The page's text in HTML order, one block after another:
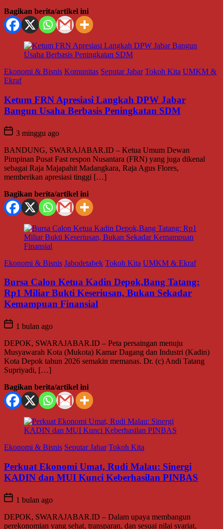
Bagikan berita/artikel ini
Ekonomi & Bisnis Komunitas Seputar Jabar Tokoh Kita UMKM &
Ekraf
Ketum FRN Apresiasi Langkah DPW Jabar
Bangun Usaha Berbasis Peningkatan SDM
3 minggu ago
BANDUNG, SWARAJABAR.ID – Ketua Umum Dewan
Pimpinan Pusat Fast respon Nusantara (FRN) yang juga dikenal
sebagai Raja Majapahit Madangkara, Raja Agus Flores,
memberikan apresiasi tinggi […]
Bagikan berita/artikel ini
Ekonomi & Bisnis Jabodetabek Tokoh Kita UMKM & Ekraf
Bursa Calon Ketua Kadin Depok,Bang Tatang:
Rp1 Miliar Bukti Keseriusan, Bukan Sekadar
Kemampuan Finansial
1 bulan ago
DEPOK, SWARAJABAR.ID – Peta persaingan menuju
Musyawarah Kota (Mukota) Kamar Dagang dan Industri (Kadin)
Kota Depok tahun 2026 semakin memanas. Dr. (c) Andi Tatang
Supriyadi, […]
Bagikan berita/artikel ini
Ekonomi & Bisnis Seputar Jabar Tokoh Kita
Perkuat Ekonomi Umat, Rudi Malau: Sinergi
KADIN dan MUI Kunci Keberhasilan PINBAS
1 bulan ago
DEPOK, SWARAJABAR.ID – Dalam upaya membangun
perekonomian yang sehat, transparan, dan sesuai nilai syariat,